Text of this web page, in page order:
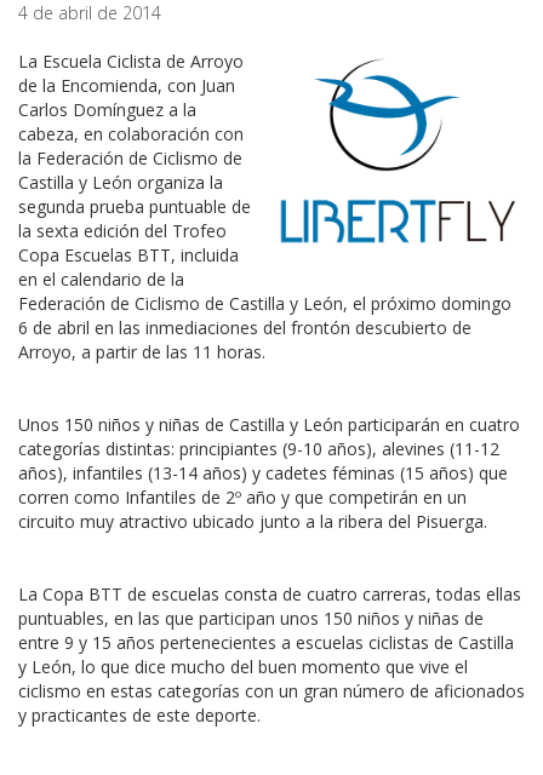
4 de abril de 2014
La Escuela Ciclista de Arroyo
de la Encomienda, con Juan
Carlos Domínguez a la
cabeza, en colaboración con
la Federación de Ciclismo de
Castilla y León organiza la
segunda prueba puntuable de
la sexta edición del Trofeo
Copa Escuelas BTT, incluida
en el calendario de la
Federación de Ciclismo de Castilla y León, el próximo domingo
6 de abril en las inmediaciones del frontón descubierto de
Arroyo, a partir de las 11 horas.
Unos 150 niños y niñas de Castilla y León participarán en cuatro
categorías distintas: principiantes (9-10 años), alevines (11-12
años), infantiles (13-14 años) y cadetes féminas (15 años) que
corren como Infantiles de 2º año y que competirán en un
circuito muy atractivo ubicado junto a la ribera del Pisuerga.
La Copa BTT de escuelas consta de cuatro carreras, todas ellas
puntuables, en las que participan unos 150 niños y niñas de
entre 9 y 15 años pertenecientes a escuelas ciclistas de Castilla
y León, lo que dice mucho del buen momento que vive el
ciclismo en estas categorías con un gran número de aficionados
y practicantes de este deporte.